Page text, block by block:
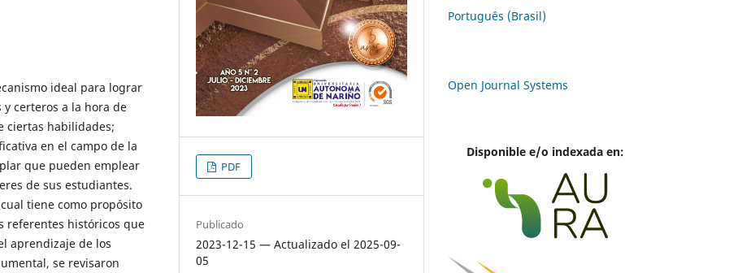
ideal para lograr
y certeros a la hora de
ciertas habilidades;
en el campo de la
que pueden emplear
de sus estudiantes.
tiene como propósito
referentes históricos que
aprendizaje de los
se revisaron
PDF
Publicado
2023-12-15 — Actualizado el 2025-09-
05
Português (Brasil)
Open Journal Systems
Disponible e/o indexada en: